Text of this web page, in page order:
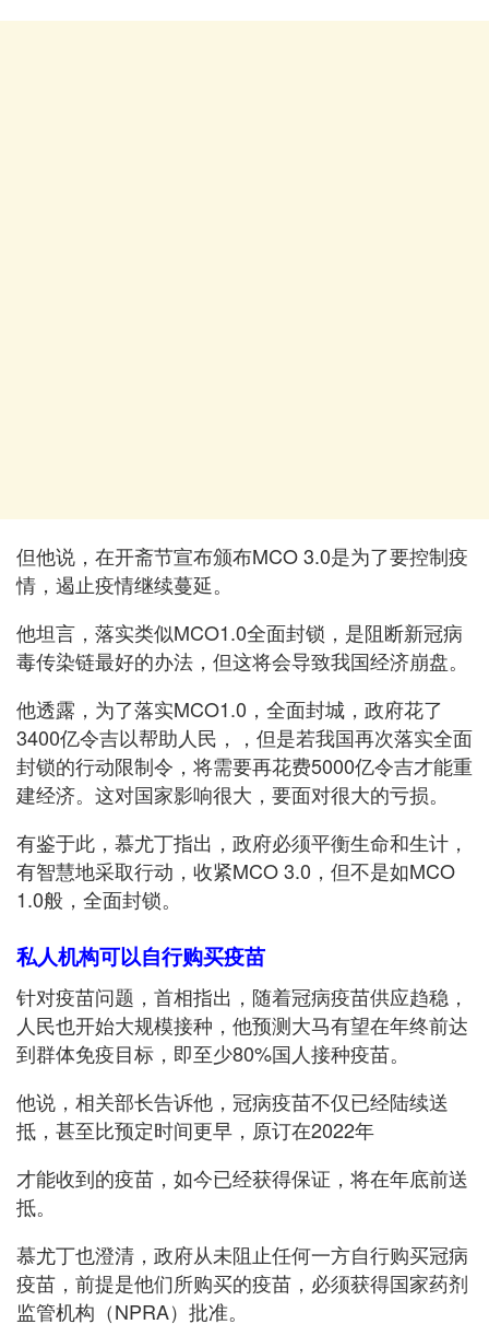
但他说，在开斋节宣布颁布MCO 3.0是为了要控制疫
情，遏止疫情继续蔓延。
他坦言，落实类似MCO1.0全面封锁，是阻断新冠病
毒传染链最好的办法，但这将会导致我国经济崩盘。
他透露，为了落实MCO1.0，全面封城，政府花了
3400亿令吉以帮助人民，，但是若我国再次落实全面
封锁的行动限制令，将需要再花费5000亿令吉才能重
建经济。这对国家影响很大，要面对很大的亏损。
有鉴于此，慕尤丁指出，政府必须平衡生命和生计，
有智慧地采取行动，收紧MCO 3.0，但不是如MCO
1.0般，全面封锁。
私人机构可以自行购买疫苗
针对疫苗问题，首相指出，随着冠病疫苗供应趋稳，
人民也开始大规模接种，他预测大马有望在年终前达
到群体免疫目标，即至少80%国人接种疫苗。
他说，相关部长告诉他，冠病疫苗不仅已经陆续送
抵，甚至比预定时间更早，原订在2022年
才能收到的疫苗，如今已经获得保证，将在年底前送
抵。
慕尤丁也澄清，政府从未阻止任何一方自行购买冠病
疫苗，前提是他们所购买的疫苗，必须获得国家药剂
监管机构（NPRA）批准。